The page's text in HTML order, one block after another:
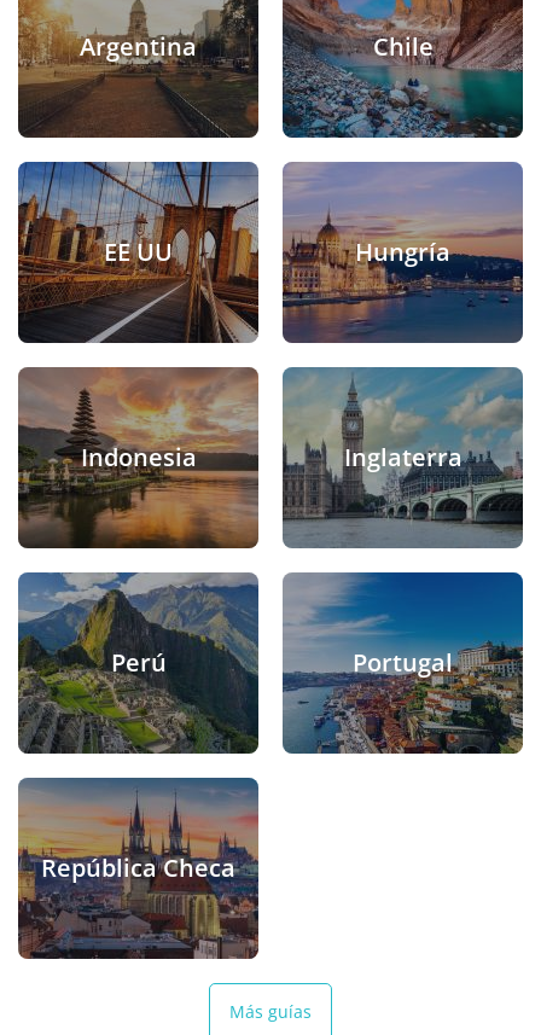
Argentina Chile
EE UU Hungría
Indonesia Inglaterra
Perú Portugal
República Checa
Más guías